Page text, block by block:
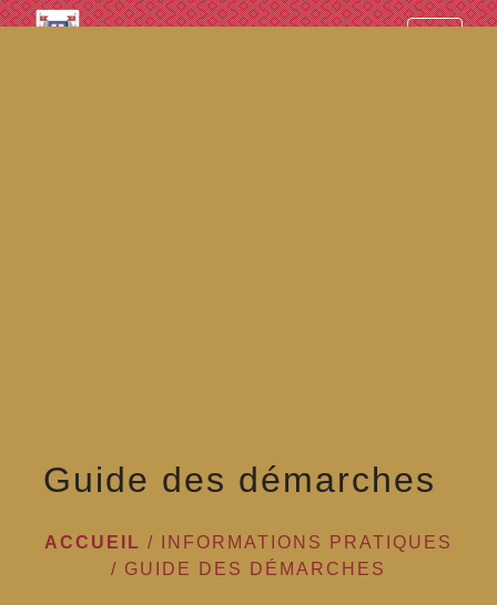
googled7e4d5fb082cc1df.html
Guide des démarches
ACCUEIL /
INFORMATIONS PRATIQUES
/ GUIDE DES DÉMARCHES